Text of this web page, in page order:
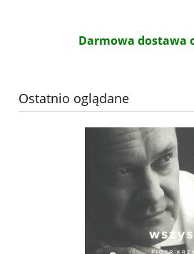
Darmowa dostawa
Ostatnio oglądane